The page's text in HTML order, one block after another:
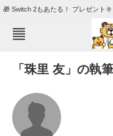
🎁 Switch 2もあたる！ プレゼントキ
TOP
エンタメ
グルメ
「珠里 友」の執